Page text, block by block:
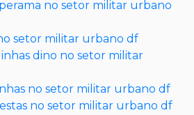
no setor militar urbano
setor militar urbano df
dino no setor militar
no setor militar urbano df
no setor militar urbano df